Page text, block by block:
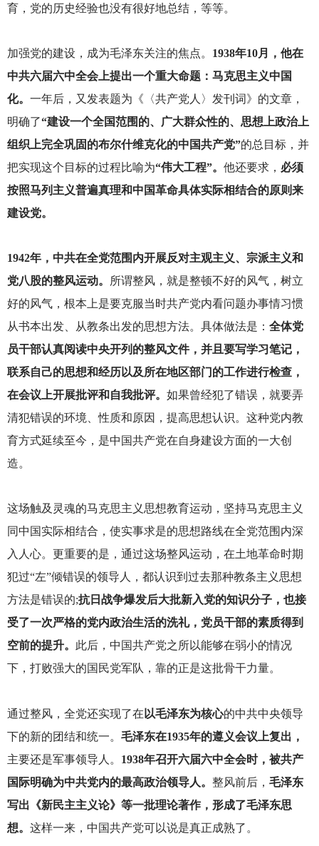
育，党的历史经验也没有很好地总结，等等。
加强党的建设，成为毛泽东关注的焦点。 1938年10月，他在
中共六届六中全会上提出一个重大命题：马克思主义中国
化。 一年后，又发表题为《〈共产党人〉发刊词》的文章，
明确了“建设一个全国范围的、广大群众性的、思想上政治上
组织上完全巩固的布尔什维克化的中国共产党”的总目标，并
把实现这个目标的过程比喻为“伟大工程”。 他还要求， 必须
按照马列主义普遍真理和中国革命具体实际相结合的原则来
建设党。
1942年，中共在全党范围内开展反对主观主义、宗派主义和
党八股的整风运动。
所谓整风，就是整顿不好的风气，树立
好的风气，根本上是要克服当时共产党内看问题办事情习惯
从书本出发、从教条出发的思想方法。具体做法是： 全体党
员干部认真阅读中央开列的整风文件，并且要写学习笔记，
联系自己的思想和经历以及所在地区部门的工作进行检查，
在会议上开展批评和自我批评。 如果曾经犯了错误，就要弄
清犯错误的环境、性质和原因，提高思想认识。这种党内教
育方式延续至今，是中国共产党在自身建设方面的一大创
造。
这场触及灵魂的马克思主义思想教育运动，坚持马克思主义
同中国实际相结合，使实事求是的思想路线在全党范围内深
入人心。更重要的是，通过这场整风运动，在土地革命时期
犯过“左”倾错误的领导人，都认识到过去那种教条主义思想
方法是错误的;抗日战争爆发后大批新入党的知识分子，也接
受了一次严格的党内政治生活的洗礼，党员干部的素质得到
空前的提升。 此后，中国共产党之所以能够在弱小的情况
下，打败强大的国民党军队，靠的正是这批骨干力量。
通过整风，全党还实现了在 以毛泽东为核心的中共中央领导
下的新的团结和统一。 毛泽东在1935年的遵义会议上复出，
主要还是军事领导人。 1938年召开六届六中全会时，被共产
国际明确为中共党内的最高政治领导人。 整风前后， 毛泽东
写出《新民主主义论》等一批理论著作，形成了毛泽东思
想。 这样一来，中国共产党可以说是真正成熟了。